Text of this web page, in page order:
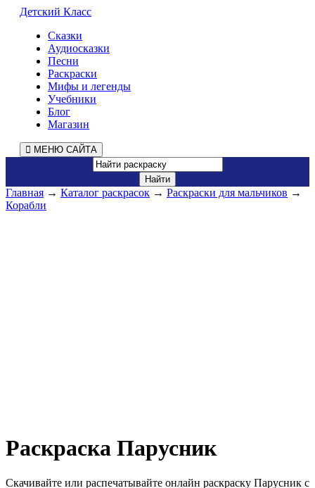
Детский Класс
Сказки
Аудиосказки
Песни
Раскраски
Мифы и легенды
Учебники
Блог
Магазин
МЕНЮ САЙТА
Главная → Каталог раскрасок → Раскраски для мальчиков →
Корабли
Раскраска Парусник
Скачивайте или распечатывайте онлайн раскраску Парусник с